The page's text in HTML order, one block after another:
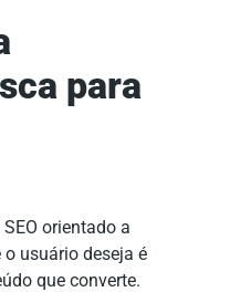
para
orientado a
usuário deseja é
que converte.